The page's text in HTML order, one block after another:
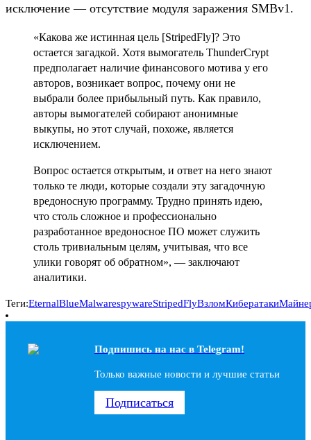
исключение — отсутствие модуля заражения SMBv1.
«Какова же истинная цель [StripedFly]? Это
остается загадкой. Хотя вымогатель ThunderCrypt
предполагает наличие финансового мотива у его
авторов, возникает вопрос, почему они не
выбрали более прибыльный путь. Как правило,
авторы вымогателей собирают анонимные
выкупы, но этот случай, похоже, является
исключением.
Вопрос остается открытым, и ответ на него знают
только те люди, которые создали эту загадочную
вредоносную программу. Трудно принять идею,
что столь сложное и профессионально
разработанное вредоносное ПО может служить
столь тривиальным целям, учитывая, что все
улики говорят об обратном», — заключают
аналитики.
Теги:EternalBlueMalwarespywareStripedFlyВзломКибератаки
Подпишись на наc в Telegram!
Только важные новости и лучшие статьи
Подписаться